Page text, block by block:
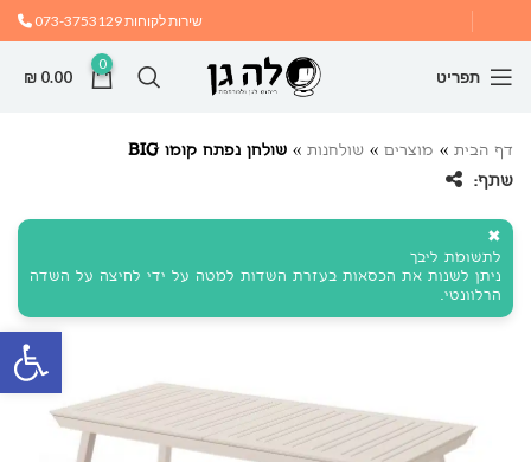
שירות לקוחות073-3753129
תפריט
0
₪ 0.00
דף הבית » מוצרים » שולחנות » שולחן נפתח קומו BIG
שתף:
✖
לתשומת ליבך
ניתן לשנות את הכסאות בעזרת השדות למטה על ידי לחיצה על השדה
הרלוונטי.